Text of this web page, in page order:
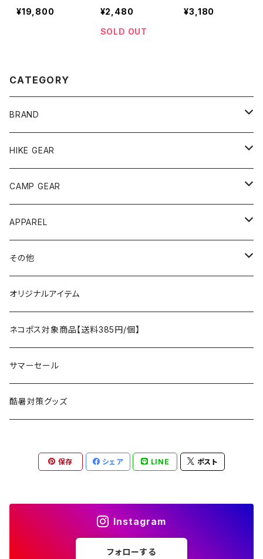
SHANK HEATE
R 25’MODEL
¥19,800
DER for SHAN
K HEATER / B
RASS SH-
¥2,480
SOLD OUT
GAS CYLINDE
R COVER
¥3,180
CATEGORY
BRAND
andwander
ANOBA
AO COOLERS
asobito
AS2OV
AXESQUIN
Ballistics
BEDROCK SANDALS
BROOKLYN WORKS
HIKE GEAR
テント、シェルター
バックパック
ポーチ／サコッシュ
ストレージ
パッキングアクセサリー
スリーピングギア
クッキングギア
ヘッドライト／ランタン
アクセサリー
CAMP GEAR
テント、タープ
テント、シェルター
タープ
スリーピングギア
寝袋
マット
アクセサリー
テーブル、チェア
テーブル
チェア
ランタン、ライト
燃料ランタン
LEDライト
焚火台／薪ストーブ
焚火台
七輪、グリル
暖房器具
ガスストーブ
斧、鉈
クッキングギア
バーナー／ストーブ
コンテナ、ギアケース
APPAREL
トップス
ボトムス
アンダーウェア
ハンドウェア
ヘッドギア
フットウェア
アクセサリー
その他
遊び
フィッシング
ラジコン
ケア用品
雑貨
アウトレット
オリジナルアイテム
ネコポス対象商品【送料385円/個】
サマーセール
酷暑対策グッズ
保存 シェア LINE ポスト
Instagram
フォローする